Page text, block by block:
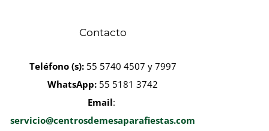
Contacto
Teléfono (s):55 5740 4507 y 7997
WhatsApp: 55 5181 3742
Email:
servicio@centrosdemesaparafiestas.com